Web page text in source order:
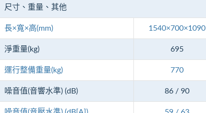
尺寸、重量、其他
長×寬×高(mm) 1540×700×1090
淨重量(kg) 695
運行整備重量(kg) 770
噪音值(音響水準) (dB) 86 / 90